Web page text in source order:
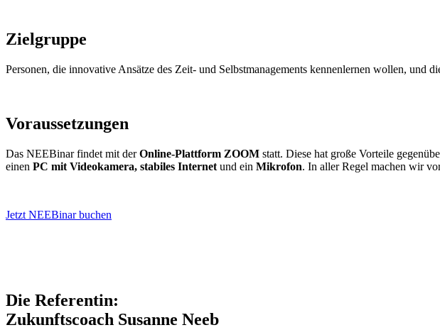
Zielgruppe
Personen, die innovative Ansätze des Zeit- und Selbstmanagements kennenlernen wollen, und
Voraussetzungen
Das NEEBinar findet mit derOnline-Plattform ZOOM statt. Diese hat große Vorteile
einen PC mit Videokamera, stabiles Internet und ein Mikrofon. In aller Regel machen wir
Jetzt NEEBinar buchen
Die Referentin:
Zukunftscoach Susanne Neeb